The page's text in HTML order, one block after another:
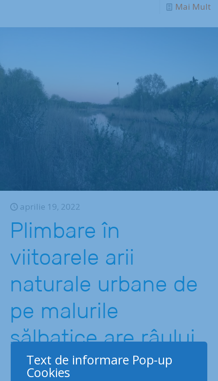
Mai Mult
aprilie 19, 2022
Plimbare în
viitoarele arii
naturale urbane de
pe malurile
sălbatice are râului
Colentina
Text de informare Pop-up
Cookies